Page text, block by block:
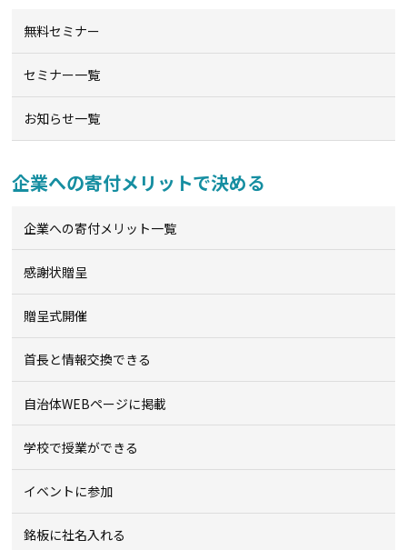
無料セミナー
セミナー一覧
お知らせ一覧
企業への寄付メリットで決める
企業への寄付メリット一覧
感謝状贈呈
贈呈式開催
首長と情報交換できる
自治体WEBページに掲載
学校で授業ができる
イベントに参加
銘板に社名入れる